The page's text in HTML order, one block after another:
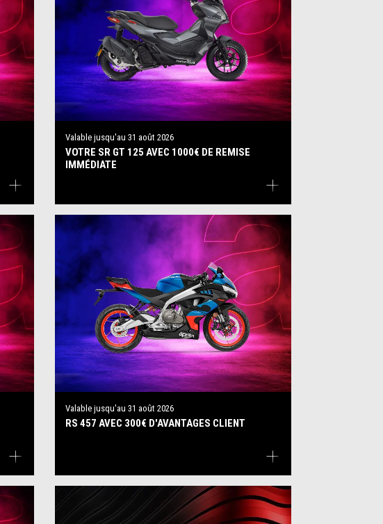
Valable jusqu'au 31 août 2026
VOTRE SR GT 125 AVEC 1000€ DE REMISE
IMMÉDIATE
Valable jusqu'au 31 août 2026
RS 457 AVEC 300€ D'AVANTAGES CLIENT